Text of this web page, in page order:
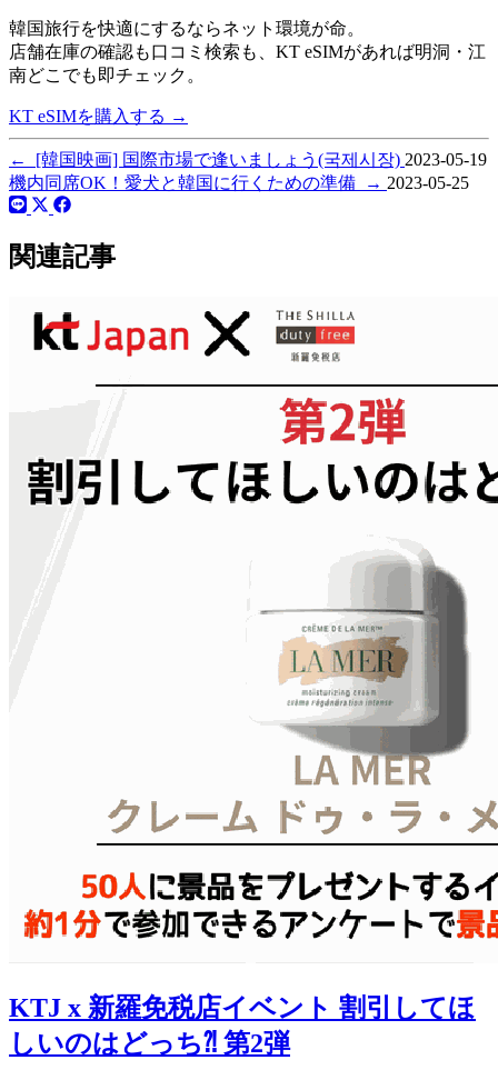
韓国旅行を快適にするならネット環境が命。
店舗在庫の確認も口コミ検索も、 KT eSIMがあれば明洞・江
南どこでも即チェック。
KT eSIMを購入する →
← [韓国映画] 国際市場で逢いましょう(국제시장) 2023-05-19
機内同席OK！愛犬と韓国に行くための準備
→ 2023-05-25
関連記事
KTJ x 新羅免税店イベント 割引してほ
しいのはどっち⁈ 第2弾